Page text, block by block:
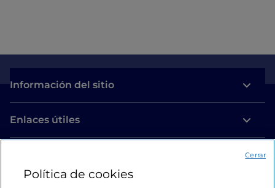
Información del sitio
Enlaces útiles
Estamos en contacto
Política de cookies
Cerrar